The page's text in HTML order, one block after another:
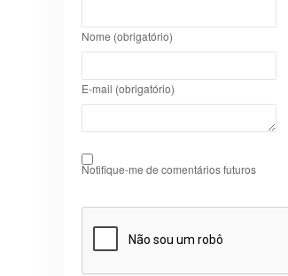
Nome (obrigatório)
E-mail (obrigatório)
Notifique-me de comentários futuros